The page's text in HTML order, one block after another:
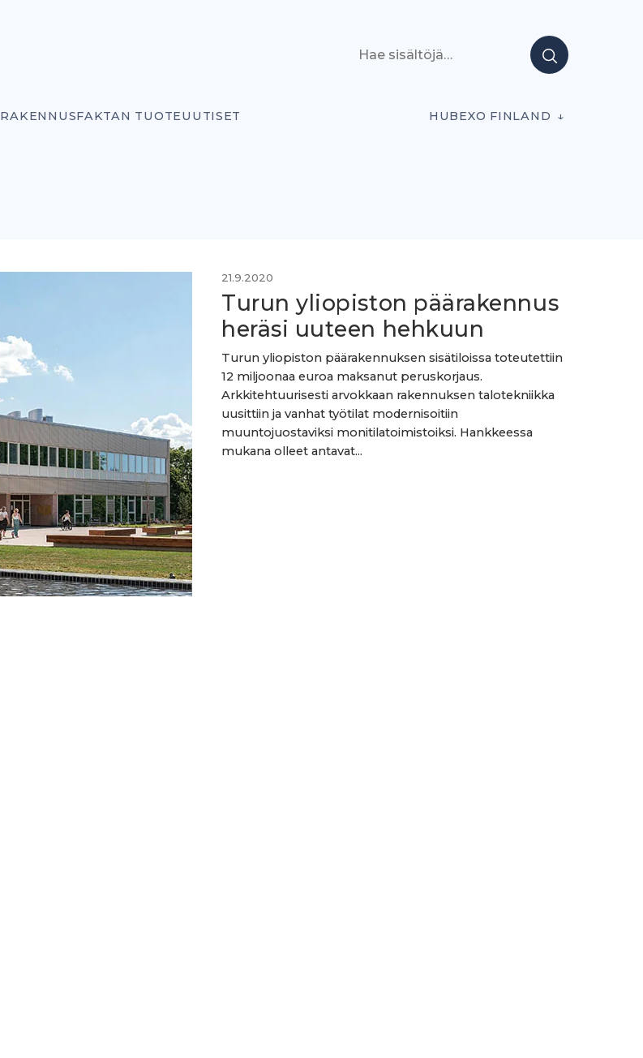
RAKENNUSFAKTAN TUOTEUUTISET HUBEXO FINLAND
21.9.2020
Turun yliopiston päärakennus
heräsi uuteen hehkuun
Turun yliopiston päärakennuksen sisätiloissa toteutettiin
12 miljoonaa euroa maksanut peruskorjaus.
Arkkitehtuurisesti arvokkaan rakennuksen talotekniikka
uusittiin ja vanhat työtilat modernisoitiin
muuntojuostaviksi monitilatoimistoiksi. Hankkeessa
mukana olleet antavat...